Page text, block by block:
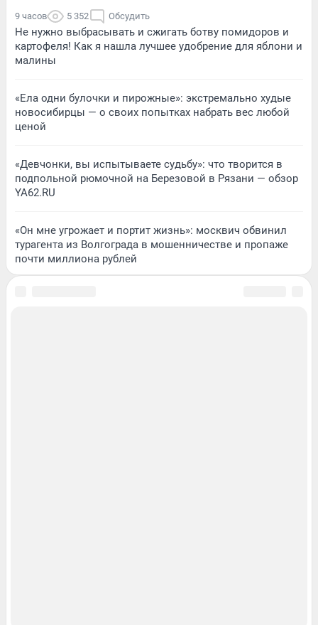
9 часов 5 352 Обсудить
Не нужно выбрасывать и сжигать ботву помидоров и
картофеля! Как я нашла лучшее удобрение для яблони и
малины
«Ела одни булочки и пирожные»: экстремально худые
новосибирцы — о своих попытках набрать вес любой
ценой
«Девчонки, вы испытываете судьбу»: что творится в
подпольной рюмочной на Березовой в Рязани — обзор
YA62.RU
«Он мне угрожает и портит жизнь»: москвич обвинил
турагента из Волгограда в мошенничестве и пропаже
почти миллиона рублей